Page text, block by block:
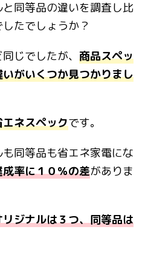
同等品の違いを調査し比
たでしょうか？
じでしたが、 商品スペッ
がいくつか見つかりまし
エネスペックです。
同等品も省エネ家電にな
率に１０％の差がありま
ジナルは３つ、同等品は